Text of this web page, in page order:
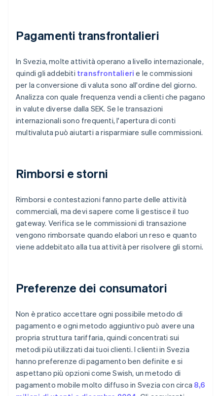
Pagamenti transfrontalieri
In Svezia, molte attività operano a livello internazionale,
quindi gli addebiti transfrontalieri e le commissioni
per la conversione di valuta sono all'ordine del giorno.
Analizza con quale frequenza vendi a clienti che pagano
in valute diverse dalla SEK. Se le transazioni
internazionali sono frequenti, l'apertura di conti
multivaluta può aiutarti a risparmiare sulle commissioni.
Rimborsi e storni
Rimborsi e contestazioni fanno parte delle attività
commerciali, ma devi sapere come li gestisce il tuo
gateway. Verifica se le commissioni di transazione
vengono rimborsate quando elabori un reso e quanto
viene addebitato alla tua attività per risolvere gli storni.
Preferenze dei consumatori
Non è pratico accettare ogni possibile metodo di
pagamento e ogni metodo aggiuntivo può avere una
propria struttura tariffaria, quindi concentrati sui
metodi più utilizzati dai tuoi clienti. I clienti in Svezia
hanno preferenze di pagamento ben definite e si
aspettano più opzioni come Swish, un metodo di
pagamento mobile molto diffuso in Svezia con circa 8,6